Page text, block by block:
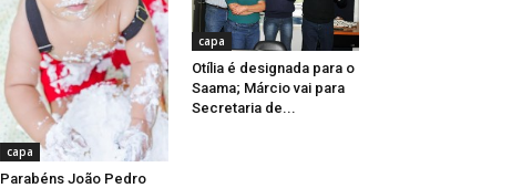
capa
Parabéns João Pedro
capa
Otília é designada para o
Saama; Márcio vai para
Secretaria de...